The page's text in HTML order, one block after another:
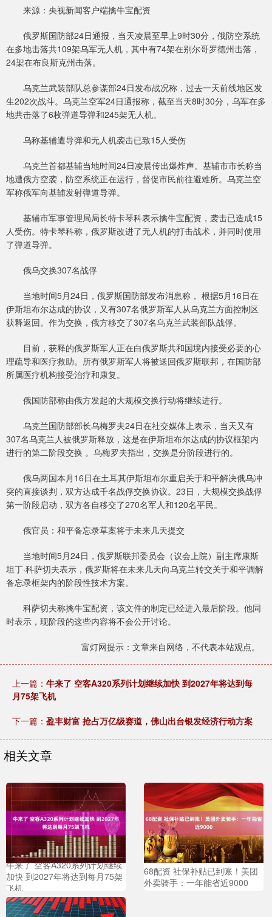
来源：央视新闻客户端擒牛宝配资
俄罗斯国防部24日通报，当天凌晨至早上9时30分，俄防空系统
在多地击落共109架乌军无人机，其中有74架在别尔哥罗德州击落，
24架在布良斯克州击落。
乌克兰武装部队总参谋部24日发布战况称，过去一天前线地区发
生202次战斗。乌克兰空军24日通报称，截至当天8时30分，乌军在多
地共击落了6枚弹道导弹和245架无人机。
乌称基辅遭导弹和无人机袭击已致15人受伤
乌克兰首都基辅当地时间24日凌晨传出爆炸声。基辅市市长称当
地遭俄方空袭，防空系统正在运行，督促市民前往避难所。乌克兰空
军称俄军向基辅发射弹道导弹。
基辅市军事管理局局长特卡琴科表示擒牛宝配资，袭击已造成15
人受伤。特卡琴科称，俄罗斯改进了无人机的打击战术，并同时使用
了弹道导弹。
俄乌交换307名战俘
当地时间5月24日，俄罗斯国防部发布消息称， 根据5月16日在
伊斯坦布尔达成的协议，又有307名俄罗斯军人从乌克兰方面控制区
获释返回。作为交换，俄方移交了307名乌克兰武装部队战俘。
目前，获释的俄罗斯军人正在白俄罗斯共和国境内接受必要的心
理疏导和医疗救助。所有俄罗斯军人将被送回俄罗斯联邦，在国防部
所属医疗机构接受治疗和康复。
俄国防部称由俄方发起的大规模交换行动将继续进行。
乌克兰国防部部长乌梅罗夫24日在社交媒体上表示，当天又有
307名乌克兰人被俄罗斯释放，这是在伊斯坦布尔达成的协议框架内
进行的第二阶段交换 。乌梅罗夫指出，交换是分阶段进行的。
俄乌两国本月16日在土耳其伊斯坦布尔重启关于和平解决俄乌冲
突的直接谈判，双方达成千名战俘交换协议。23日，大规模交换战俘
第一阶段启动，双方各自移交了270名军人和120名平民。
俄官员：和平备忘录草案将于未来几天提交
当地时间5月24日，俄罗斯联邦委员会（议会上院）副主席康斯
坦丁·科萨切夫表示，俄罗斯将在未来几天向乌克兰转交关于和平调解
备忘录框架内的阶段性技术方案。
科萨切夫称擒牛宝配资，该文件的制定已经进入最后阶段。他同
时表示，现阶段的这些内容将不会公开讨论。
富灯网提示：文章来自网络，不代表本站观点。
上一篇： 牛来了 空客A320系列计划继续加快 到2027年将达到每
月75架飞机
下一篇： 盈丰财富 抢占万亿级赛道，佛山出台银发经济行动方案
相关文章
牛来了 空客A320系列计划继续
加快 到2027年将达到每月75架
飞机
68配资 社保补贴已到账！美团
外卖骑手：一年能省近9000